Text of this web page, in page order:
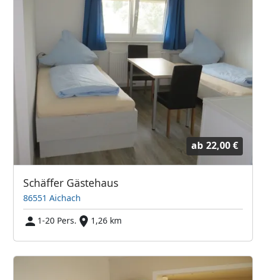
ab 22,00 €
Schäffer Gästehaus
86551 Aichach
1-20 Pers.
1,26 km